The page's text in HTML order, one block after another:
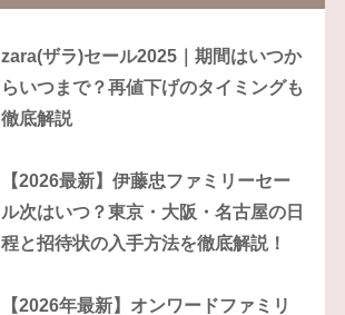
zara(ザラ)セール2025｜期間はいつか
らいつまで？再値下げのタイミングも
徹底解説
【2026最新】伊藤忠ファミリーセー
ル次はいつ？東京・大阪・名古屋の日
程と招待状の入手方法を徹底解説！
【2026年最新】オンワードファミリ